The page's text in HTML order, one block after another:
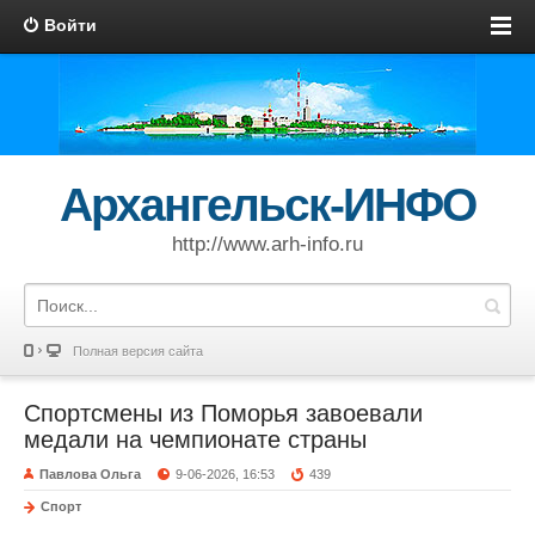
Войти
Архангельск-ИНФО
http://www.arh-info.ru
Полная версия сайта
Спортсмены из Поморья завоевали
медали на чемпионате страны
Павлова Ольга 9-06-2026, 16:53 439
Спорт